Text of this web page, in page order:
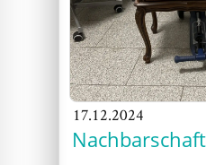
17.12.2024